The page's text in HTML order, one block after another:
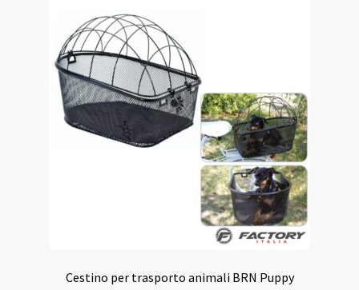
Cestino per trasporto animali BRN Puppy